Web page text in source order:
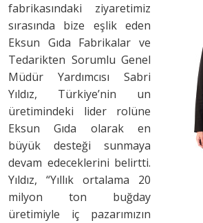
fabrikasındaki ziyaretimiz
sırasında bize eşlik eden
Eksun Gıda Fabrikalar ve
Tedarikten Sorumlu Genel
Müdür Yardımcısı Sabri
Yıldız, Türkiye’nin un
üretimindeki lider rolüne
Eksun Gıda olarak en
büyük desteği sunmaya
devam edeceklerini belirtti.
Yıldız, “Yıllık ortalama 20
milyon ton buğday
üretimiyle iç pazarımızın